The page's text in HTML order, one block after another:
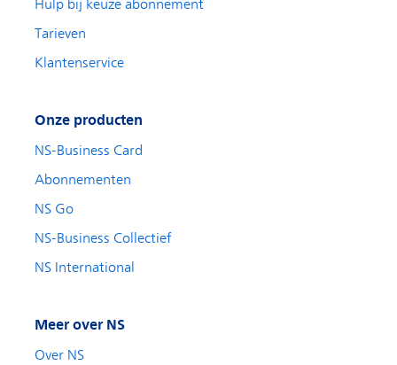
Hulp bij keuze abonnement
Tarieven
Klantenservice
Onze producten
NS-Business Card
Abonnementen
NS Go
NS-Business Collectief
NS International
Meer over NS
Over NS